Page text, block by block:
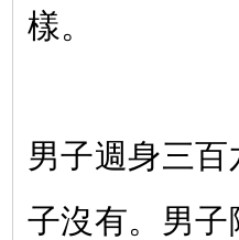
樣。
男子週身三
子沒有。男